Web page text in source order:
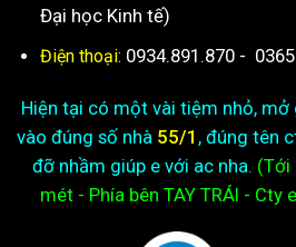
Đại học Kinh tế)
Điện thoại: 0934.891.870 -
Hiện tại có một vài tiệm nhỏ,
vào đúng số nhà 55/1 , đúng tên
đỡ nhầm giúp e với ac nha. (Tới
mét - Phía bên TAY TRÁI - Cty e